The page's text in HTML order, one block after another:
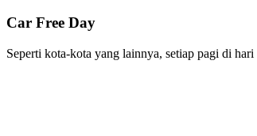
Car Free Day
Seperti kota-kota yang lainnya, setiap pagi di